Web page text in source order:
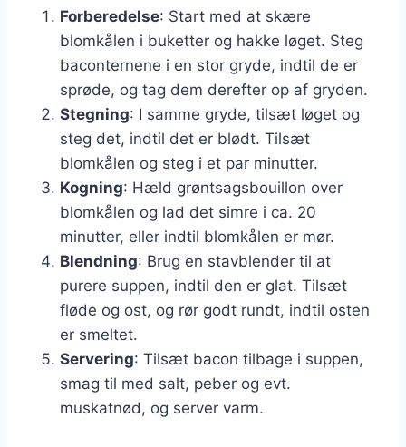
Forberedelse: Start med at skære
blomkålen i buketter og hakke løget. Steg
baconternene i en stor gryde, indtil de er
sprøde, og tag dem derefter op af gryden.
Stegning: I samme gryde, tilsæt løget og
steg det, indtil det er blødt. Tilsæt
blomkålen og steg i et par minutter.
Kogning: Hæld grøntsagsbouillon over
blomkålen og lad det simre i ca. 20
minutter, eller indtil blomkålen er mør.
Blendning: Brug en stavblender til at
purere suppen, indtil den er glat. Tilsæt
fløde og ost, og rør godt rundt, indtil osten
er smeltet.
Servering: Tilsæt bacon tilbage i suppen,
smag til med salt, peber og evt.
muskatnød, og server varm.